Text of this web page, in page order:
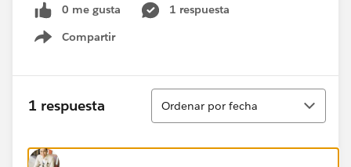
0 me gusta
1 respuesta
Compartir
Show menu
1 respuesta
Ordenar
Ordenar por fecha